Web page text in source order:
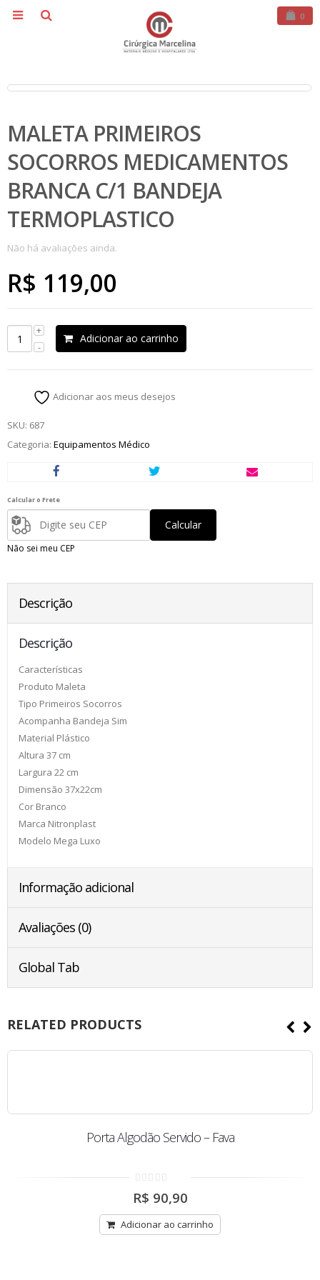
0
MALETA PRIMEIROS
SOCORROS MEDICAMENTOS
BRANCA C/1 BANDEJA
TERMOPLASTICO
Não há avaliações ainda.
R$ 119,00
Adicionar ao carrinho
Adicionar aos meus desejos
SKU: 687
Categoria: Equipamentos Médico
Calcular o Frete
Calcular
Não sei meu CEP
Descrição
Descrição
Características
Produto Maleta
Tipo Primeiros Socorros
Acompanha Bandeja Sim
Material Plástico
Altura 37 cm
Largura 22 cm
Dimensão 37x22cm
Cor Branco
Marca Nitronplast
Modelo Mega Luxo
Informação adicional
Avaliações (0)
Global Tab
RELATED PRODUCTS
Porta Algodão Servido – Fava
0
out
5
R$ 90,90
Adicionar ao carrinho